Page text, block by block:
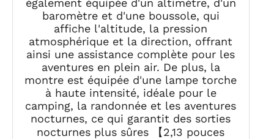
baromètre et d'une boussole, qui
affiche l'altitude, la pression
atmosphérique et la direction, offrant
ainsi une assistance complète pour les
aventures en plein air. De plus, la
montre est équipée d'une lampe torche
à haute intensité, idéale pour le
camping, la randonnée et les aventures
nocturnes, ce qui garantit des sorties
nocturnes plus sûres 【2,13 pouces